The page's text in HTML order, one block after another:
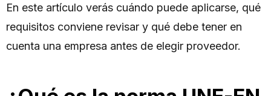
En este artículo verás cuándo puede aplicarse, qué
requisitos conviene revisar y qué debe tener en
cuenta una empresa antes de elegir proveedor.